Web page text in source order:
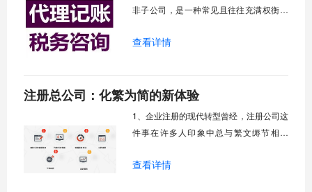
非子公司，是一种常见且往往充满权衡的
单，它牵涉到企业管理的集权与分权、法
急等一系列核心问题。很多企业家在面临
这个选择时，常常会疑惑：分公司究竟能
查看详情
注册总公司：化繁为简的新体验
1、企业注册的现代转型曾经，注册公司这
件事在许多人印象中总与繁文缛节相关
者望而生畏，然而，现代政务服务正在经
查看详情